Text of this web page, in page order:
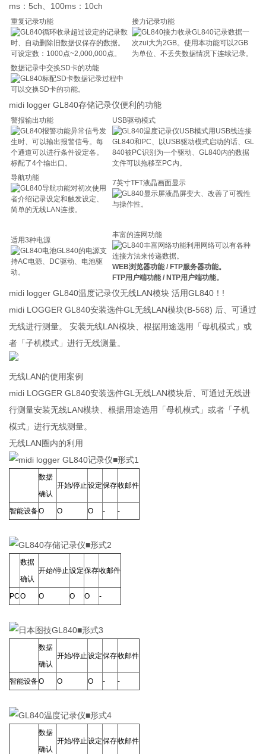
ms：5ch、100ms：10ch
重复记录功能
超过设定的记录数
时、自动删除旧数据仅保存的数据。
可设定数：1000点~2,000,000点。
接力记录功能
GL840记录数据一
次zui大为2GB。使用本功能可以2GB
为单位、不丢失数据情况下连续记录。
数据记录中交换SD卡的功能
数据记录过程中
可以交换SD卡的功能。
midi logger GL840存储记录仪便利的功能
警报输出功能
异常信号发
生时、可以输出报警信号。每
个通道可以进行条件设定各。
标配了4个输出口。
USB驱动模式
用USB线连接
GL840和PC、以USB驱动模式启动的话、GL
840被PC识别为一个驱动、GL840内的数据
文件可以拖移至PC内。
导航功能
对初次使用
者介绍记录设定和触发设定、
简单的无线LAN连接。
7英寸TFT液晶画面显示
液晶屏变大、改善了可视性
与操作性。
适用3种电源
GL840的电源支
持AC电源、DC驱动、电池驱
动。
丰富的连网功能
利用网络可以有各种
连接方法来传递数据。
WEB浏览器功能 / FTP服务器功能。
FTP用户端功能 / NTP用户端功能。
midi logger GL840温度记录仪无线LAN模块 活用GL840！!
midi LOGGER GL840安装选件GL无线LAN模块(B-568) 后、可通过
无线进行测量。 安装无线LAN模块、根据用途选用「母机模式」或
者「子机模式」进行无线测量。
无线LAN的使用案例
midi LOGGER GL840安装选件GL无线LAN模块后、可通过无线进
行测量安装无线LAN模块、根据用途选用「母机模式」或者「子机
模式」进行无线测量。
无线LAN圈内的利用
■形式1
数据
确认
开始/停止设定保存收邮件
智能设备Ο Ο Ο - -
■形式2
数据
确认
开始/停止设定保存收邮件
PCΟ Ο Ο Ο -
■形式3
数据
确认
开始/停止设定保存收邮件
智能设备Ο Ο Ο - -
■形式4
数据
确认
开始/停止设定保存收邮件